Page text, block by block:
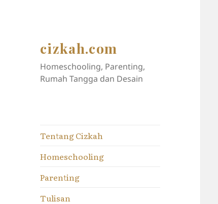
cizkah.com
Homeschooling, Parenting,
Rumah Tangga dan Desain
Tentang Cizkah
Homeschooling
Parenting
Tulisan